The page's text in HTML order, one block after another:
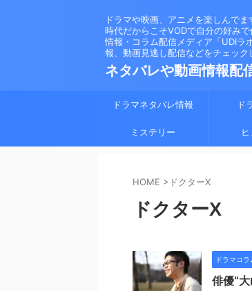
ドラマや映画、アニメを楽しんで
時代だからこそVODで自分の好み
情報・コラム配信メディア「UDIラ
報、動画見逃し配信などをチェック
ネタバレや動画情報配
ドラマネタバレ情報 ド
ミステリー
HOME > ドクターX
ドクターX
ドラマコラ
俳優“